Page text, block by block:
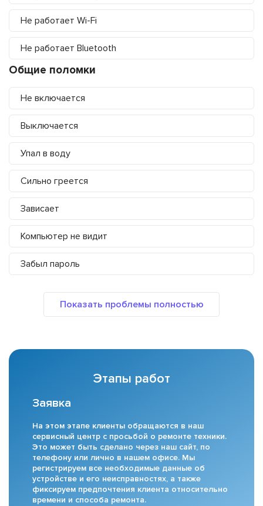
Не работает Wi-Fi
Не работает Bluetooth
Общие поломки
Не включается
Выключается
Упал в воду
Сильно греется
Зависает
Компьютер не видит
Забыл пароль
Этапы работ
Заявка
На этом этапе клиенты обращаются в наш
сервисный центр с просьбой о ремонте техники.
Это может быть сделано через наш сайт, по
телефону или лично в нашем офисе. Мы
регистрируем все необходимые данные об
устройстве и его неисправностях, а также
фиксируем предпочтения клиента относительно
времени и способа ремонта.